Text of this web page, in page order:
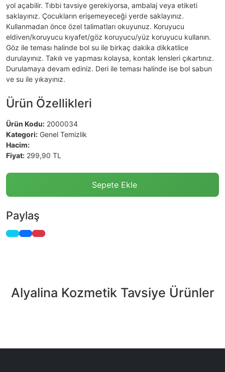
yol açabilir. Tıbbi tavsiye gerekiyorsa, ambalaj veya etiketi
saklayınız. Çocukların erişemeyeceği yerde saklayınız.
Kullanmadan önce özel talimatları okuyunuz. Koruyucu
eldiven/koruyucu kıyafet/göz koruyucu/yüz koruyucu kullanın.
Göz ile teması halinde bol su ile birkaç dakika dikkatlice
durulayınız. Takılı ve yapması kolaysa, kontak lensleri çıkartınız.
Durulamaya devam ediniz. Deri ile teması halinde ise bol sabun
ve su ile yıkayınız.
Ürün Özellikleri
Ürün Kodu: 2000034
Kategori: Genel Temizlik
Hacim:
Fiyat: 299,90 TL
Sepete Ekle
Paylaş
Alyalina Kozmetik Tavsiye Ürünler